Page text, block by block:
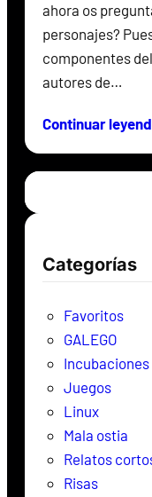
ahora os
personajes?
componentes
autores de…
Continuar
B
u
s
Categorías
Favoritos
GALEGO
Juegos
Linux
Mala ostia
Relatos
Risas